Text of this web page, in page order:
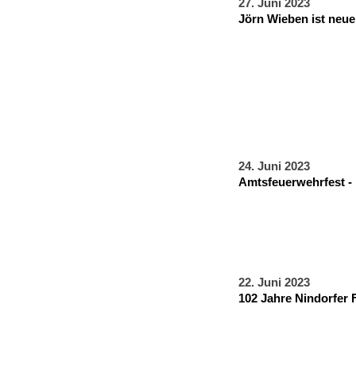
27. Juni 2023
Jörn Wieben ist
24. Juni 2023
Amtsfeuerwehrfest -
22. Juni 2023
102 Jahre Nindorfer